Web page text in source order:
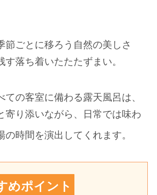
節ごとに移ろう自然の美しさ
す落ち着いたたたずまい。
の客室に備わる露天風呂は、
寄り添いながら、日常では味わ
の時間を演出してくれます。
めポイント